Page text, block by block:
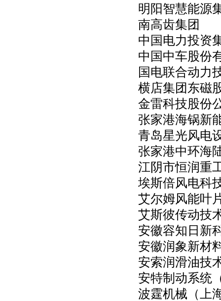
明阳智慧能源
南高齿集团
中国电力投资
中国中车股份
国电联合动力
横店集团东磁
金雷科技股份
张家港海锅新
青岛星光风电
张家港中环海
江阴市恒润重
埃斯倍风电科
艾尔姆风能叶
艾斯彼传动技
安徽容知日新
安徽润象新材
安索润滑油技
安特制动系统
波霆机械（上